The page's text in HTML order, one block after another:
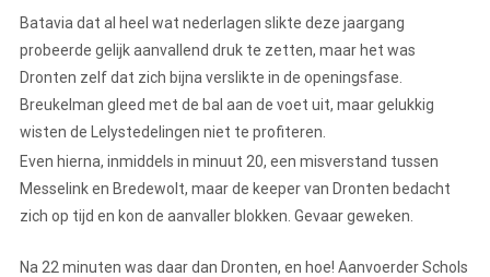
Batavia dat al heel wat nederlagen slikte deze jaargang
probeerde gelijk aanvallend druk te zetten, maar het was
Dronten zelf dat zich bijna verslikte in de openingsfase.
Breukelman gleed met de bal aan de voet uit, maar gelukkig
wisten de Lelystedelingen niet te profiteren.
Even hierna, inmiddels in minuut 20, een misverstand tussen
Messelink en Bredewolt, maar de keeper van Dronten bedacht
zich op tijd en kon de aanvaller blokken. Gevaar geweken.
Na 22 minuten was daar dan Dronten, en hoe! Aanvoerder Schols